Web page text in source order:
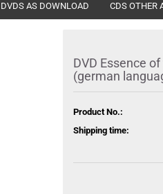
DVDS AS DOWNLOAD CDS OTHER
DVD Essence
(german
Product No.:
Shipping time: